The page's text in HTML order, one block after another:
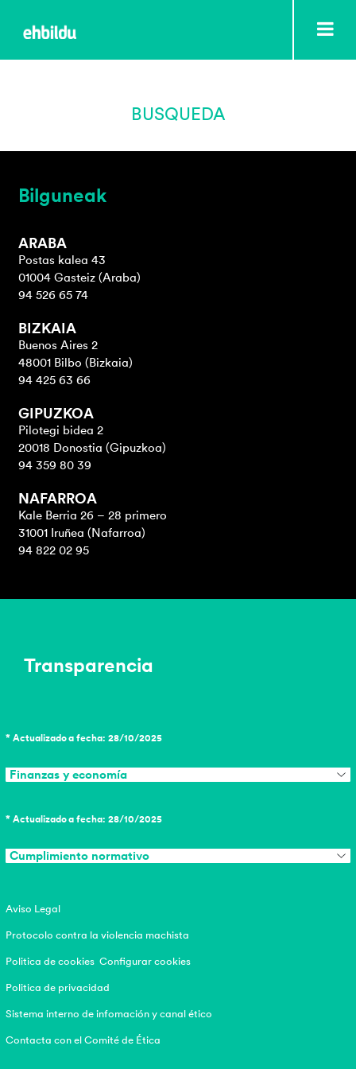
BUSQUEDA
Bilguneak
ARABA
Postas kalea 43
01004 Gasteiz (Araba)
94 526 65 74
BIZKAIA
Buenos Aires 2
48001 Bilbo (Bizkaia)
94 425 63 66
GIPUZKOA
Pilotegi bidea 2
20018 Donostia (Gipuzkoa)
94 359 80 39
NAFARROA
Kale Berria 26 – 28 primero
31001 Iruñea (Nafarroa)
94 822 02 95
Transparencia
* Actualizado a fecha: 28/10/2025
Finanzas y economía
* Actualizado a fecha: 28/10/2025
Cumplimiento normativo
Aviso Legal
Protocolo contra la violencia machista
Politica de cookies Configurar cookies
Politica de privacidad
Sistema interno de infomación y canal ético
Contacta con el Comité de Ética